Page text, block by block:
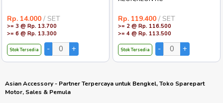
Rp. 14.000 / SET
>= 3 @ Rp. 13.700
>= 6 @ Rp. 13.300
Stok Tersedia
Rp. 119.400 / SET
>= 2 @ Rp. 116.500
>= 4 @ Rp. 113.500
Stok Tersedia
Asian Accessory - Partner Terpercaya untuk Bengkel, Toko Sparepart
Motor, Sales & Pemula